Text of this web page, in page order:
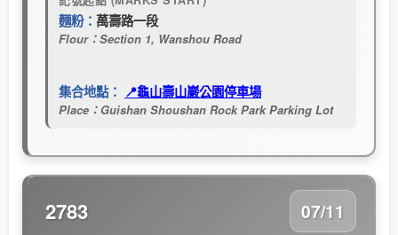
麵粉： 萬壽路一段
Flour：Section 1, Wanshou Road
集合地點： 📍龜山壽山巖公園停車場
Place：Guishan Shoushan Rock Park Parking Lot
2783 07/11